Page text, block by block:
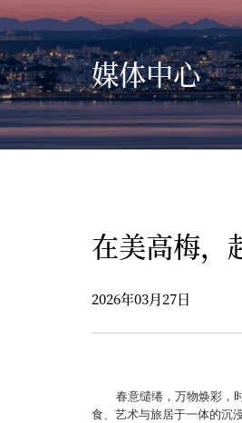
媒体中心
在美高梅，
2026年03月27日
春意缱绻，万物焕彩，
食、艺术与旅居于一体的沉